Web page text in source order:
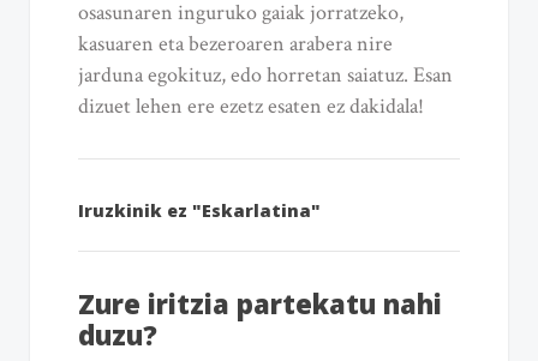
osasunaren inguruko gaiak jorratzeko,
kasuaren eta bezeroaren arabera nire
jarduna egokituz, edo horretan saiatuz. Esan
dizuet lehen ere ezetz esaten ez dakidala!
Iruzkinik ez "Eskarlatina"
Zure iritzia partekatu nahi
duzu?